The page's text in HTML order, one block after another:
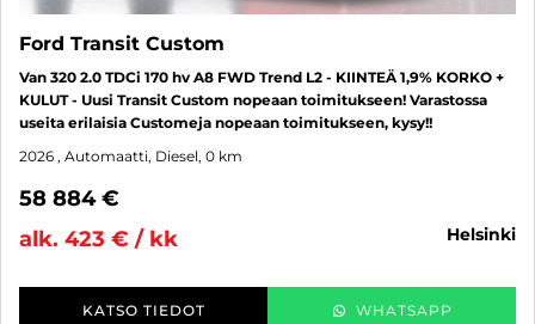
Ford Transit Custom
Van 320 2.0 TDCi 170 hv A8 FWD Trend L2 - KIINTEÄ 1,9% KORKO +
KULUT - Uusi Transit Custom nopeaan toimitukseen! Varastossa
useita erilaisia Customeja nopeaan toimitukseen, kysy!!
2026 , Automaatti, Diesel, 0 km
58 884 €
alk. 423 € / kk
helsinki
KATSO TIEDOT WHATSAPP